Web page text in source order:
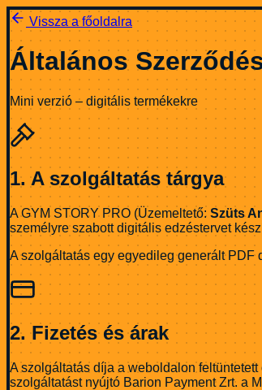
Vissza a főoldalra
Általános
Mini verzió – digitális termékekre
1. A szolgáltatás tárgya
A GYM STORY PRO (Üzemeltető: Szüts
személyre szabott digitális edzéstervet
A szolgáltatás egy egyedileg generált PDF
2. Fizetés és árak
A szolgáltatás díja a weboldalon
szolgáltatást nyújtó Barion Payment Zrt. a